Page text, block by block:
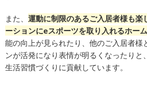
また、 運動に制限のあるご入居者様も楽
ーションにeスポーツを取り入れるホーム
能の向上が見られたり、他のご入居者様
ンが活発になり表情が明るくなったりと
生活習慣づくりに貢献しています。